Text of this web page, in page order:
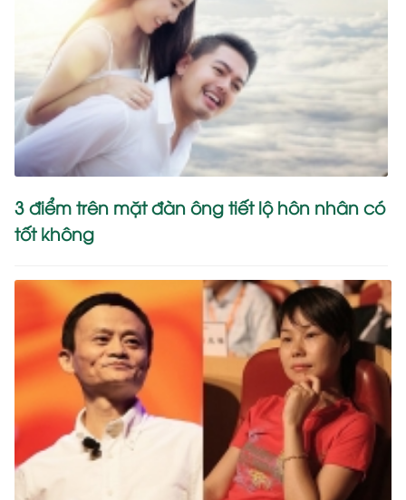
3 điểm trên mặt đàn ông tiết lộ hôn nhân có
tốt không